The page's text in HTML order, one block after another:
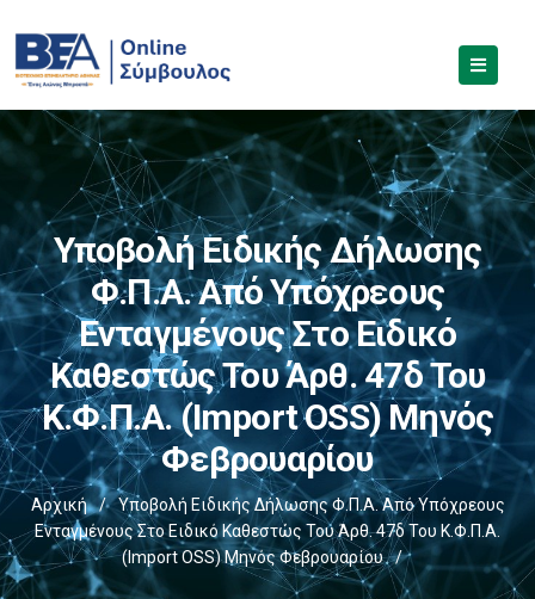
Υποβολή Ειδικής Δήλωσης
Φ.Π.Α. Από Υπόχρεους
Ενταγμένους Στο Ειδικό
Καθεστώς Του Άρθ. 47δ Του
Κ.Φ.Π.Α. (Import OSS) Μηνός
Φεβρουαρίου
Αρχική /
Υποβολή Ειδικής Δήλωσης Φ.Π.Α. Από Υπόχρεους
Ενταγμένους Στο Ειδικό Καθεστώς Του Άρθ. 47δ Του Κ.Φ.Π.Α.
(Import OSS) Μηνός Φεβρουαρίου
/